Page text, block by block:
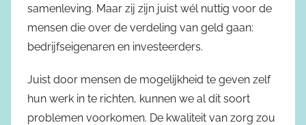
samenleving. Maar zij zijn juist wél nuttig voor de
mensen die over de verdeling van geld gaan:
bedrijfseigenaren en investeerders.
Juist door mensen de mogelijkheid te geven zelf
hun werk in te richten, kunnen we al dit soort
problemen voorkomen. De kwaliteit van zorg zou